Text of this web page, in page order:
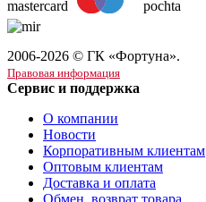
2006-2026 © ГК «Фортуна».
Правовая информация
Сервис и поддержка
О компании
Новости
Корпоративным клиентам
Оптовым клиентам
Доставка и оплата
Обмен, возврат товара